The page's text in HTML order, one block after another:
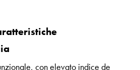
con elevato indice de